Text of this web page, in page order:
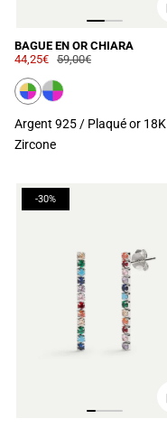
BAGUE EN OR CHIARA
44,25€ 59,00€
Argent 925 / Plaqué or 18K
Zircone
-30%